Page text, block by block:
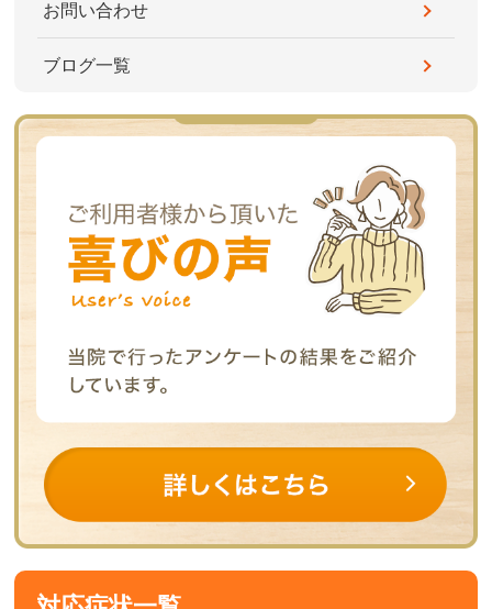
お問い合わせ
ブログ一覧